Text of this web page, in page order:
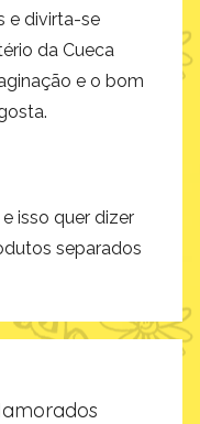
e divirta-se
da Cueca
e o bom
isso quer dizer
separados